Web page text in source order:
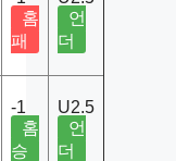
홈
패
언
더
-1
홈
승
U2.5
언
더